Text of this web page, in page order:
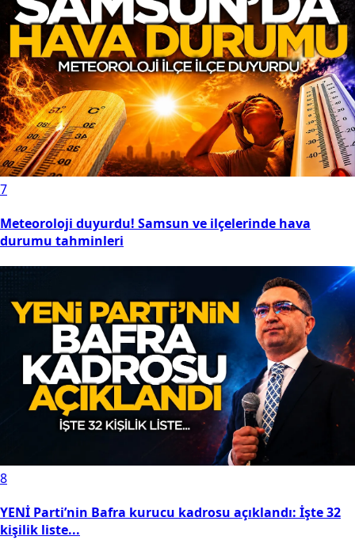
7
Meteoroloji duyurdu! Samsun ve ilçelerinde hava
durumu tahminleri
8
YENİ Parti’nin Bafra kurucu kadrosu açıklandı: İşte 32
kişilik liste...